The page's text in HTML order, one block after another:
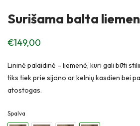
Surišama balta
€149,00
Lininė palaidinė – liemenė, kuri gali būti
tiks tiek prie sijono ar kelnių kasdien bei
atostogas.
Spalva